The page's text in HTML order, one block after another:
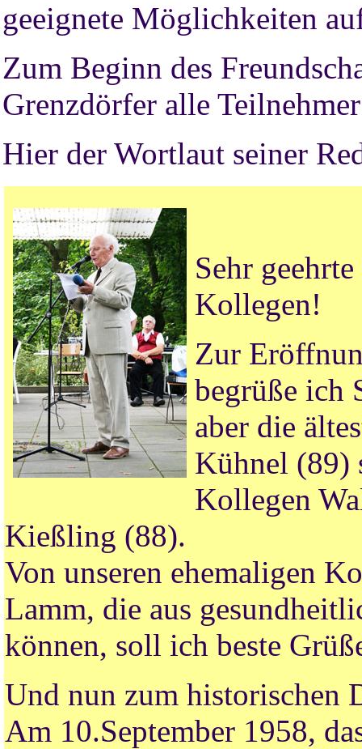
geeignete Möglichkeiten
Zum Beginn des
Grenzdörfer alle
Hier der Wortlaut seiner
Sehr
Kollegen!
Zur
begrüße ich
aber die
Kühnel (89)
Kollegen
Kießling (88).
Von unseren ehemaligen
Lamm, die aus
können, soll ich beste
Und nun zum historischen
Am 10.September 1958,